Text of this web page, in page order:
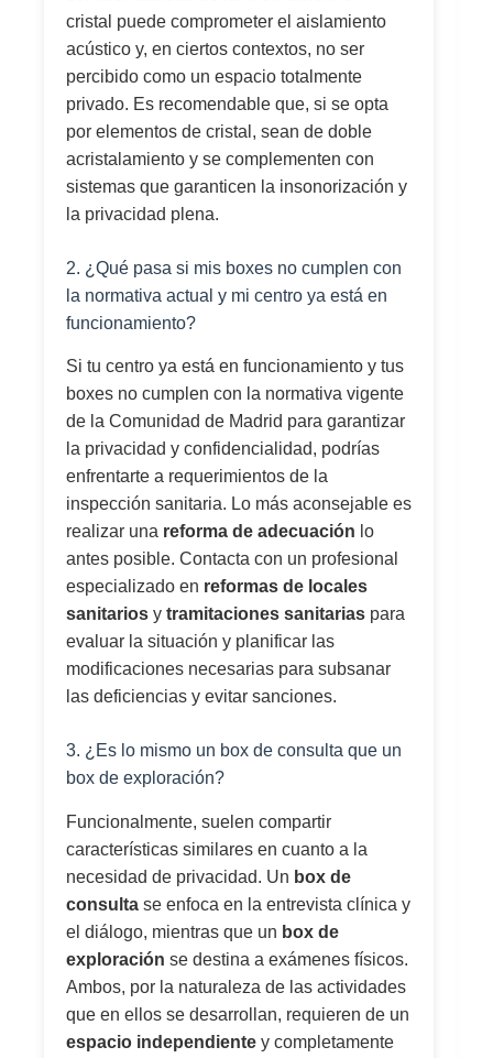
cristal puede comprometer el aislamiento
acústico y, en ciertos contextos, no ser
percibido como un espacio totalmente
privado. Es recomendable que, si se opta
por elementos de cristal, sean de doble
acristalamiento y se complementen con
sistemas que garanticen la insonorización y
la privacidad plena.
2. ¿Qué pasa si mis boxes no cumplen con
la normativa actual y mi centro ya está en
funcionamiento?
Si tu centro ya está en funcionamiento y tus
boxes no cumplen con la normativa vigente
de la Comunidad de Madrid para garantizar
la privacidad y confidencialidad, podrías
enfrentarte a requerimientos de la
inspección sanitaria. Lo más aconsejable es
realizar una reforma de adecuación lo
antes posible. Contacta con un profesional
especializado en reformas de locales
sanitarios y tramitaciones sanitarias para
evaluar la situación y planificar las
modificaciones necesarias para subsanar
las deficiencias y evitar sanciones.
3. ¿Es lo mismo un box de consulta que un
box de exploración?
Funcionalmente, suelen compartir
características similares en cuanto a la
necesidad de privacidad. Un box de
consulta se enfoca en la entrevista clínica y
el diálogo, mientras que un box de
exploración se destina a exámenes físicos.
Ambos, por la naturaleza de las actividades
que en ellos se desarrollan, requieren de un
espacio independiente y completamente